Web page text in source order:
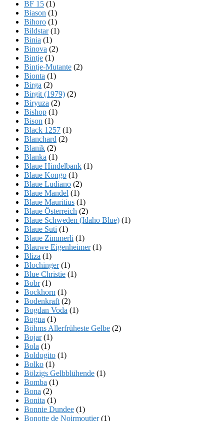
BF 15 (1)
Biason (1)
Bihoro (1)
Bildstar(1)
Binia (1)
Binova (2)
Bintje (1)
Bintje-Mutante (2)
Bionta (1)
Birga (2)
Birgit (1979) (2)
Biryuza (2)
Bishop (1)
Bison (1)
Black 1257 (1)
Blanchard (2)
Blanik (2)
Blanka (1)
Blaue Hindelbank (1)
Blaue Kongo (1)
Blaue Ludiano (2)
Blaue Mandel (1)
Blaue Mauritius (1)
Blaue Österreich (2)
Blaue Schweden (Idaho Blue) (1)
Blaue Suti (1)
Blaue Zimmerli (1)
Blauwe Eigenheimer(1)
Bliza (1)
Blochinger(1)
Blue Christie (1)
Bobr(1)
Bockhorn (1)
Bodenkraft (2)
Bogdan Voda (1)
Bogna (1)
Böhms Allerfrüheste Gelbe (2)
Bojar(1)
Bola (1)
Boldogito (1)
Bolko (1)
Bölzigs Gelbblühende (1)
Bomba (1)
Bona (2)
Bonita (1)
Bonnie Dundee (1)
Bonotte de Noirmoutier(1)